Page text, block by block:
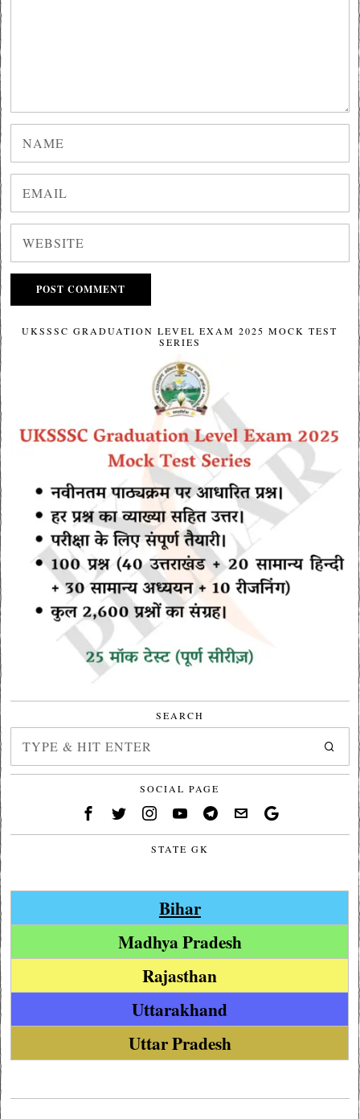
UKSSSC GRADUATION LEVEL EXAM 2025 MOCK TEST
SERIES
SEARCH
SOCIAL PAGE
STATE GK
Bihar
Madhya Pradesh
Rajasthan
Uttarakhand
Uttar Pradesh